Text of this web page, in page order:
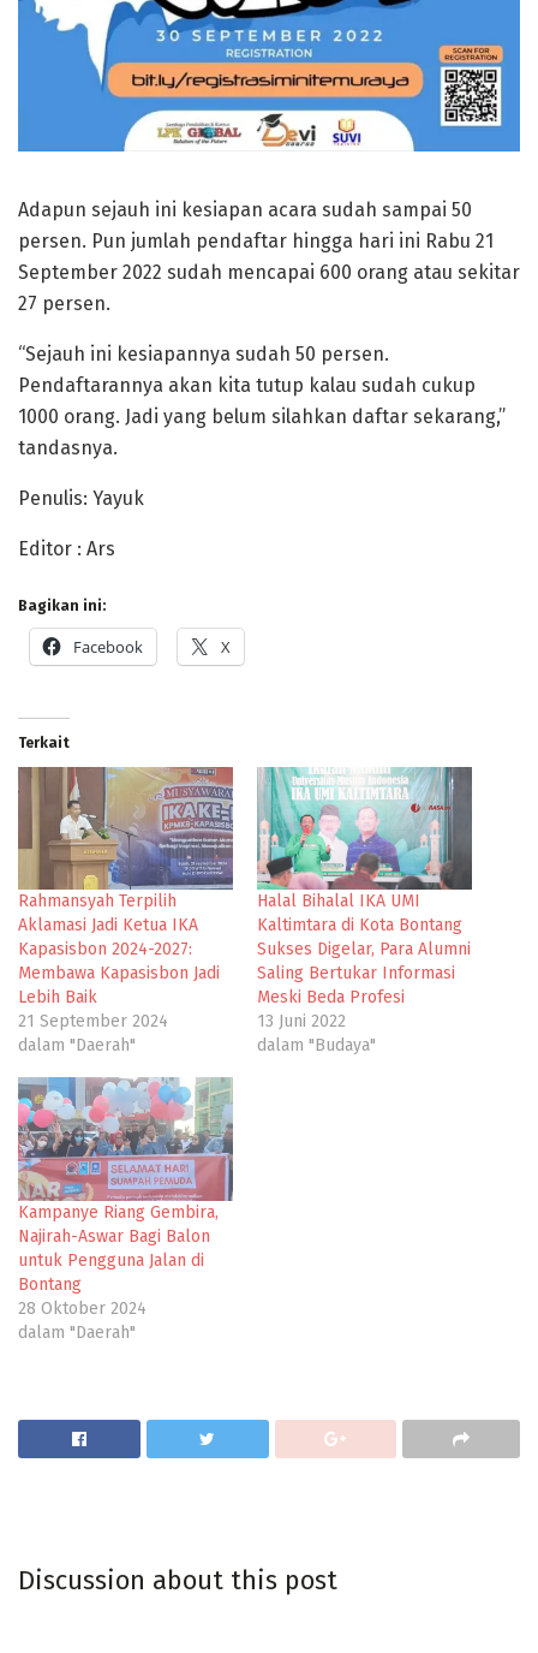
Adapun sejauh ini kesiapan acara sudah sampai 50
persen. Pun jumlah pendaftar hingga hari ini Rabu 21
September 2022 sudah mencapai 600 orang atau sekitar
27 persen.
“Sejauh ini kesiapannya sudah 50 persen.
Pendaftarannya akan kita tutup kalau sudah cukup
1000 orang. Jadi yang belum silahkan daftar sekarang,”
tandasnya.
Penulis: Yayuk
Editor : Ars
Bagikan ini:
Facebook X
Terkait
Rahmansyah Terpilih
Aklamasi Jadi Ketua IKA
Kapasisbon 2024-2027:
Membawa Kapasisbon Jadi
Lebih Baik
21 September 2024
dalam "Daerah"
Halal Bihalal IKA UMI
Kaltimtara di Kota Bontang
Sukses Digelar, Para Alumni
Saling Bertukar Informasi
Meski Beda Profesi
13 Juni 2022
dalam "Budaya"
Kampanye Riang Gembira,
Najirah-Aswar Bagi Balon
untuk Pengguna Jalan di
Bontang
28 Oktober 2024
dalam "Daerah"
Discussion about this post